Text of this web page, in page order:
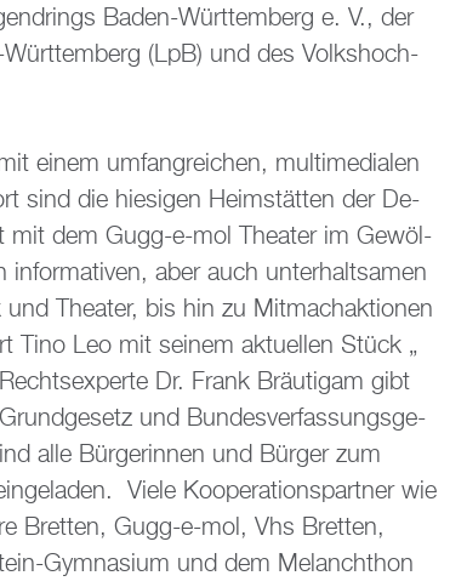
Baden-Würt­tem­berg e. V., der
(LpB) und des Volks­hoch­
einem um­fang­rei­chen, mul­ti­me­dia­len
sind die hie­si­gen Heim­stät­ten der De­
mit dem Gugg-e-mol Thea­ter im Ge­wöl­
in­for­ma­ti­ven, aber auch un­ter­halt­sa­men
Thea­ter, bis hin zu Mit­mach­ak­tio­nen
Tino Leo mit sei­nem ak­tu­el­len Stück „
Dr. Frank Bräu­ti­gam gibt
und Bun­des­ver­fas­sungs­ge­
alle Bür­ge­rin­nen und Bür­ger zum
Viele Ko­ope­ra­ti­ons­part­ner wie
Brett­en, Gugg-e-mol, Vhs Brett­en,
Gym­na­si­um und dem Me­lan­chthon